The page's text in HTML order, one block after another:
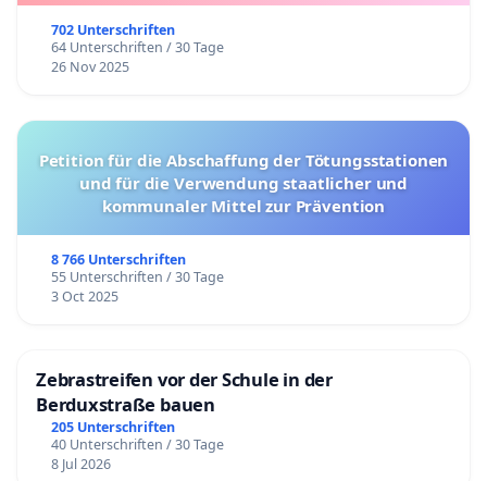
702 Unterschriften
64 Unterschriften / 30 Tage
26 Nov 2025
Petition für die Abschaffung der Tötungsstationen
und für die Verwendung staatlicher und
kommunaler Mittel zur Prävention
8 766 Unterschriften
55 Unterschriften / 30 Tage
3 Oct 2025
Zebrastreifen vor der Schule in der
Berduxstraße bauen
205 Unterschriften
40 Unterschriften / 30 Tage
8 Jul 2026